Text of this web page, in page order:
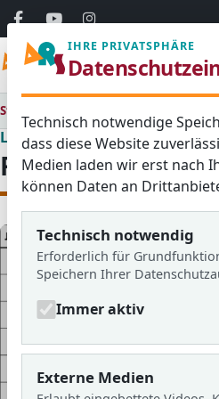
Startseite
Lernen & Erleben
Fremdsprachen
IHRE PRIVATSPHÄRE
Technisch notwendige
dass diese Website
Medien laden wir erst nach
können Daten an
Technisch notwendig
Erforderlich für
Speichern Ihrer
Immer aktiv
Externe Medien